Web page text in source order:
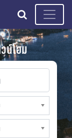
search
น์โฮม